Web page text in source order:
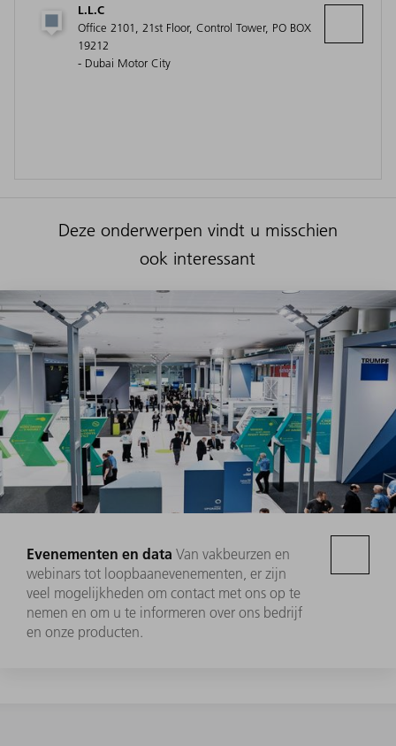
L.L.C
Office 2101, 21st Floor, Control Tower, PO BOX
19212
- Dubai Motor City
Deze onderwerpen vindt u misschien
ook interessant
Evenementen en data Van vakbeurzen en
webinars tot loopbaanevenementen, er zijn
veel mogelijkheden om contact met ons op te
nemen en om u te informeren over ons bedrijf
en onze producten.